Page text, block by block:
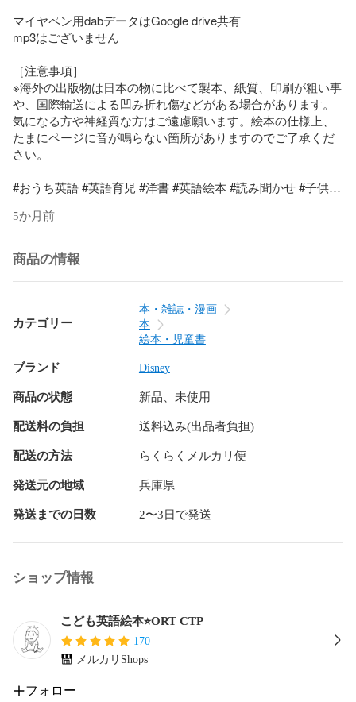
マイヤペン用dabデータはGoogle drive共有
mp3はございません
［注意事項］
※海外の出版物は日本の物に比べて製本、紙質、印刷が粗い事
や、国際輸送による凹み折れ傷などがある場合があります。
気になる方や神経質な方はご遠慮願います。絵本の仕様上、
たまにページに音が鳴らない箇所がありますのでご了承くだ
さい。
#おうち英語 #英語育児 #洋書 #英語絵本 #読み聞かせ #子供英
#Maiyaペン #多聴多読 #マイヤペン #音声ペン #DWE #Disney
声ブック #ベストセラー #InsideOut #インサイドヘッド
#TheIncredibles #mrインクレディブル
5か月前
商品の情報
カテゴリー
本・雑誌・漫画
本
絵本・児童書
ブランド Disney
商品の状態 新品、未使用
配送料の負担 送料込み(出品者負担)
配送の方法 らくらくメルカリ便
発送元の地域 兵庫県
発送までの日数 2〜3日で発送
ショップ情報
こども英語絵本⭐︎ORT CTP
170
メルカリShops
フォロー